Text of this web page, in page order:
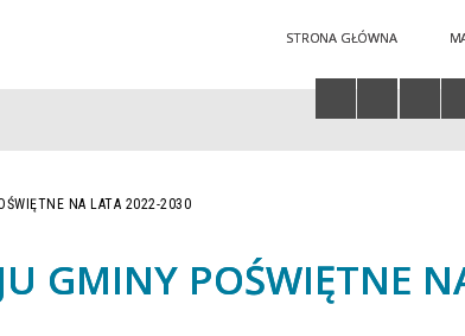
STRONA GŁÓWNA
NA LATA 2022-2030
GMINY POŚWIĘTNE